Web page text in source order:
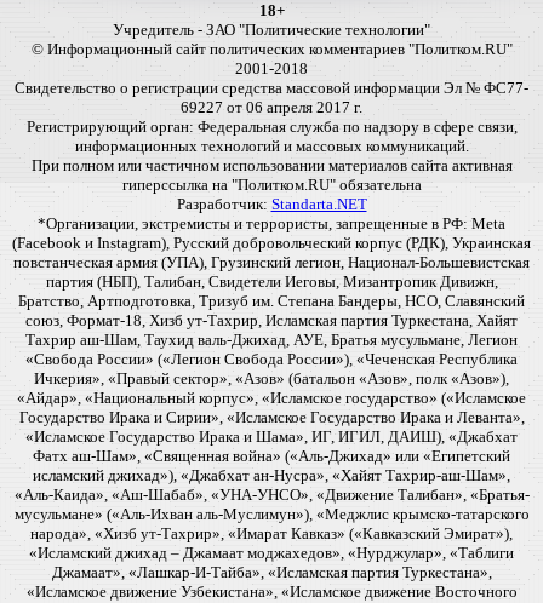
18+
Учредитель - ЗАО "Политические технологии"
© Информационный сайт политических комментариев "Политком.RU"
2001-2018
Свидетельство о регистрации средства массовой информации Эл № ФС77-
69227 от 06 апреля 2017 г.
Регистрирующий орган: Федеральная служба по надзору в сфере связи,
информационных технологий и массовых коммуникаций.
При полном или частичном использовании материалов сайта активная
гиперссылка на "Политком.RU" обязательна
Разработчик: Standarta.NET
*Организации, экстремисты и террористы, запрещенные в РФ: Meta
(Facebook и Instagram), Русский добровольческий корпус (РДК), Украинская
повстанческая армия (УПА), Грузинский легион, Национал-Большевистская
партия (НБП), Талибан, Свидетели Иеговы, Мизантропик Дивижн,
Братство, Артподготовка, Тризуб им. Степана Бандеры, НСО, Славянский
союз, Формат-18, Хизб ут-Тахрир, Исламская партия Туркестана, Хайят
Тахрир аш-Шам, Таухид валь-Джихад, АУЕ, Братья мусульмане, Легион
«Свобода России» («Легион Свобода России»), «Чеченская Республика
Ичкерия», «Правый сектор», «Азов» (батальон «Азов», полк «Азов»),
«Айдар», «Национальный корпус», «Исламское государство» («Исламское
Государство Ирака и Сирии», «Исламское Государство Ирака и Леванта»,
«Исламское Государство Ирака и Шама», ИГ, ИГИЛ, ДАИШ), «Джабхат
Фатх аш-Шам», «Священная война» («Аль-Джихад» или «Египетский
исламский джихад»), «Джабхат ан-Нусра», «Хайят Тахрир-аш-Шам»,
«Аль-Каида», «Аш-Шабаб», «УНА-УНСО», «Движение Талибан», «Братья-
мусульмане» («Аль-Ихван аль-Муслимун»), «Меджлис крымско-татарского
народа», «Хизб ут-Тахрир», «Имарат Кавказ» («Кавказский Эмират»),
«Исламский джихад – Джамаат моджахедов», «Нурджулар», «Таблиги
Джамаат», «Лашкар-И-Тайба», «Исламская партия Туркестана»,
«Исламское движение Узбекистана», «Исламское движение Восточного